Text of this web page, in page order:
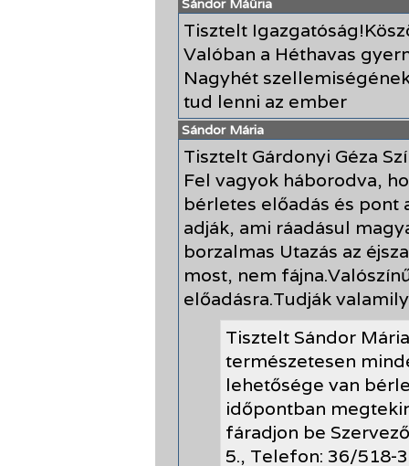
Sándor Máűria
Tisztelt
Valóban a Héthavas
Nagyhét
tud lenni az ember
Sándor Mária
Tisztelt Gárdonyi Géza
Fel vagyok háborodva,
bérletes előadás és pont
adják, ami ráadásul
borzalmas Utazás az
most, nem
előadásra.Tudják
Tisztelt Sándor
természetesen
lehetősége van
időpontban
fáradjon be
5., Telefon: 36/518-